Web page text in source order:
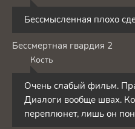
Бессмысленная плохо
Бессмертная гвардия 2
Кость
Очень слабый фильм.
Диалоги вообще швах.
переплюнет, лишь он